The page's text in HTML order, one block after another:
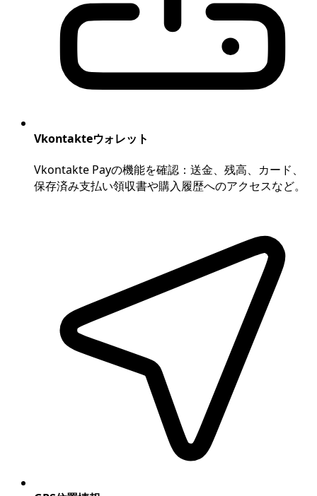
Vkontakteウォレット
Vkontakte Payの機能を確認：送金、残高、カード、
保存済み支払い領収書や購入履歴へのアクセスなど。